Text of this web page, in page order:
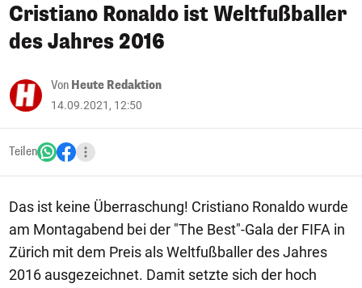
Cristiano Ronaldo ist Weltfußballer
des Jahres 2016
Von Heute Redaktion
14.09.2021, 12:50
Teilen
Das ist keine Überraschung! Cristiano Ronaldo wurde
am Montagabend bei der "The Best"-Gala der FIFA in
Zürich mit dem Preis als Weltfußballer des Jahres
2016 ausgezeichnet. Damit setzte sich der hoch